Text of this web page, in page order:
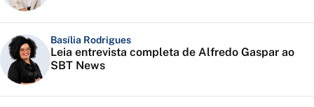
Basília Rodrigues
Leia entrevista completa de Alfredo Gaspar ao
SBT News